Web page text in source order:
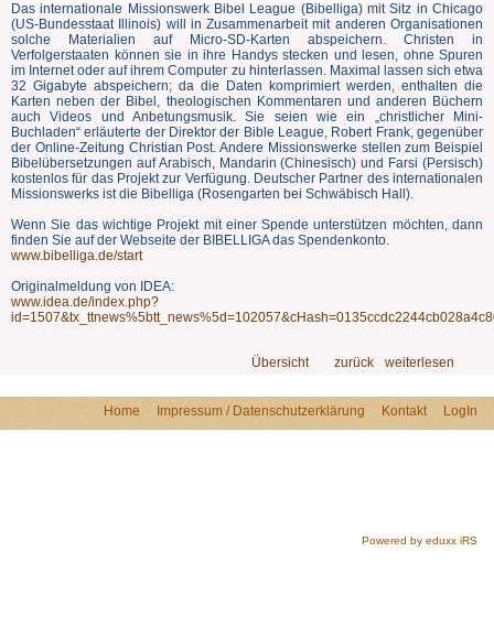
Das internationale Missionswerk Bibel League (Bibelliga) mit Sitz in Chicago
(US-Bundesstaat Illinois) will in Zusammenarbeit mit anderen Organisationen
solche Materialien auf Micro-SD-Karten abspeichern. Christen in
Verfolgerstaaten können sie in ihre Handys stecken und lesen, ohne Spuren
im Internet oder auf ihrem Computer zu hinterlassen. Maximal lassen sich etwa
32 Gigabyte abspeichern; da die Daten komprimiert werden, enthalten die
Karten neben der Bibel, theologischen Kommentaren und anderen Büchern
auch Videos und Anbetungsmusik. Sie seien wie ein „christlicher Mini-
Buchladen“ erläuterte der Direktor der Bible League, Robert Frank, gegenüber
der Online-Zeitung Christian Post. Andere Missionswerke stellen zum Beispiel
Bibelübersetzungen auf Arabisch, Mandarin (Chinesisch) und Farsi (Persisch)
kostenlos für das Projekt zur Verfügung. Deutscher Partner des internationalen
Missionswerks ist die Bibelliga (Rosengarten bei Schwäbisch Hall).
Wenn Sie das wichtige Projekt mit einer Spende unterstützen möchten, dann
finden Sie auf der Webseite der BIBELLIGA das Spendenkonto.
www.bibelliga.de/start
Originalmeldung von IDEA:
www.idea.de/index.php?
Übersicht zurück weiterlesen
Home Impressum / Datenschutzerklärung Kontakt LogIn
Powered by eduxx iRS